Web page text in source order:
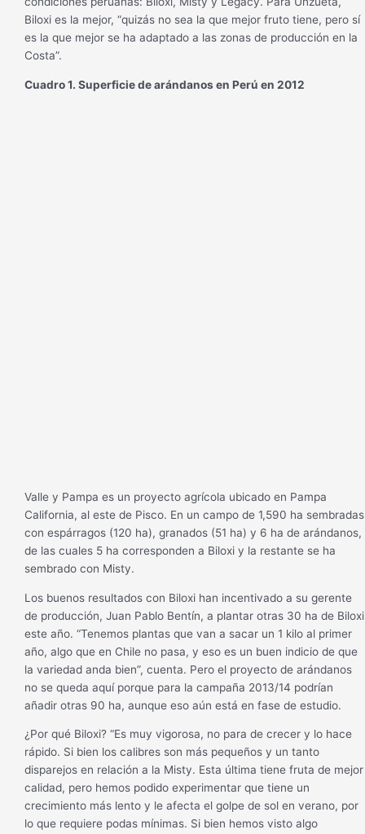
Biloxi es la mejor, “quizás no sea la que mejor fruto tiene, pero sí
es la que mejor se ha adaptado a las zonas de producción en la
Costa”.
Cuadro 1. Superficie de arándanos en Perú en 2012
Valle y Pampa es un proyecto agrícola ubicado en Pampa
California, al este de Pisco. En un campo de 1,590 ha sembradas
con espárragos (120 ha), granados (51 ha) y 6 ha de arándanos,
de las cuales 5 ha corresponden a Biloxi y la restante se ha
sembrado con Misty.
Los buenos resultados con Biloxi han incentivado a su gerente
de producción, Juan Pablo Bentín, a plantar otras 30 ha de Biloxi
este año. “Tenemos plantas que van a sacar un 1 kilo al primer
año, algo que en Chile no pasa, y eso es un buen indicio de que
la variedad anda bien”, cuenta. Pero el proyecto de arándanos
no se queda aquí porque para la campaña 2013/14 podrían
añadir otras 90 ha, aunque eso aún está en fase de estudio.
¿Por qué Biloxi? “Es muy vigorosa, no para de crecer y lo hace
rápido. Si bien los calibres son más pequeños y un tanto
disparejos en relación a la Misty. Esta última tiene fruta de mejor
calidad, pero hemos podido experimentar que tiene un
crecimiento más lento y le afecta el golpe de sol en verano, por
lo que requiere podas mínimas. Si bien hemos visto algo